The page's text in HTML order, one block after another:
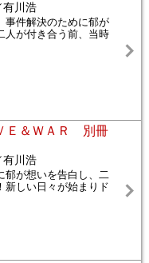
有川浩
事件解決のために郁が
人が付き合う前、当時
Ｅ＆ＷＡＲ 別冊
有川浩
郁が想いを告白し、二
新しい日々が始まりド